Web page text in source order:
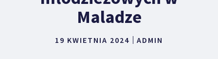
Maladze
19 KWIETNIA 2024 ADMIN